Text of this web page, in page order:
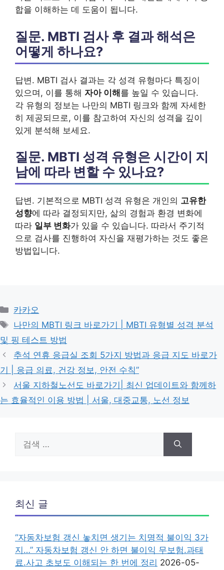
합을 이해하는 데 도움이 됩니다.
질문. MBTI 검사 후 결과 해석은
어떻게 하나요?
답변. MBTI 검사 결과는 각 성격 유형마다 특징이
있으며, 이를 통해 자아 이해를 높일 수 있습니다.
각 유형의 정보는 나만의 MBTI 링크와 함께 자세한
히 제공되므로, 이를 참고하여 자신의 성격을 깊이
있게 분석해 보세요.
질문. MBTI 성격 유형은 시간이 지
남에 따라 변할 수 있나요?
답변. 기본적으로 MBTI 성격 유형은 개인의 고유한
성향에 따라 결정되지만, 삶의 경험과 환경 변화에
따라 일부 변화가 있을 수 있습니다. 따라서 주기적
으로 검사를 진행하여 자신을 재평가하는 것도 좋은
방법입니다.
카
테
고
리
카카오
태
그
나만의 MBTI 링크 바로가기 | MBTI 유형별 성격 분석
및 핑 테스트 방법
추석 연휴 응급실 조회 5가지 방법과 응급 지도 바로가
기 | 응급 의료, 건강 정보, 안전 수칙”
서울 지하철노선도 바로가기| 최신 업데이트와 함께하
는 효율적인 이용 방법 | 서울, 대중교통, 노선 정보
색:
최신 글
“자동차보험 갱신 놓치면 생기는 치명적 불이익 3가
지…” 자동차보험 갱신 안 하면 불이익 무보험.과태
료.사고 초보도 이해되는 한 번에 정리 2026-05-